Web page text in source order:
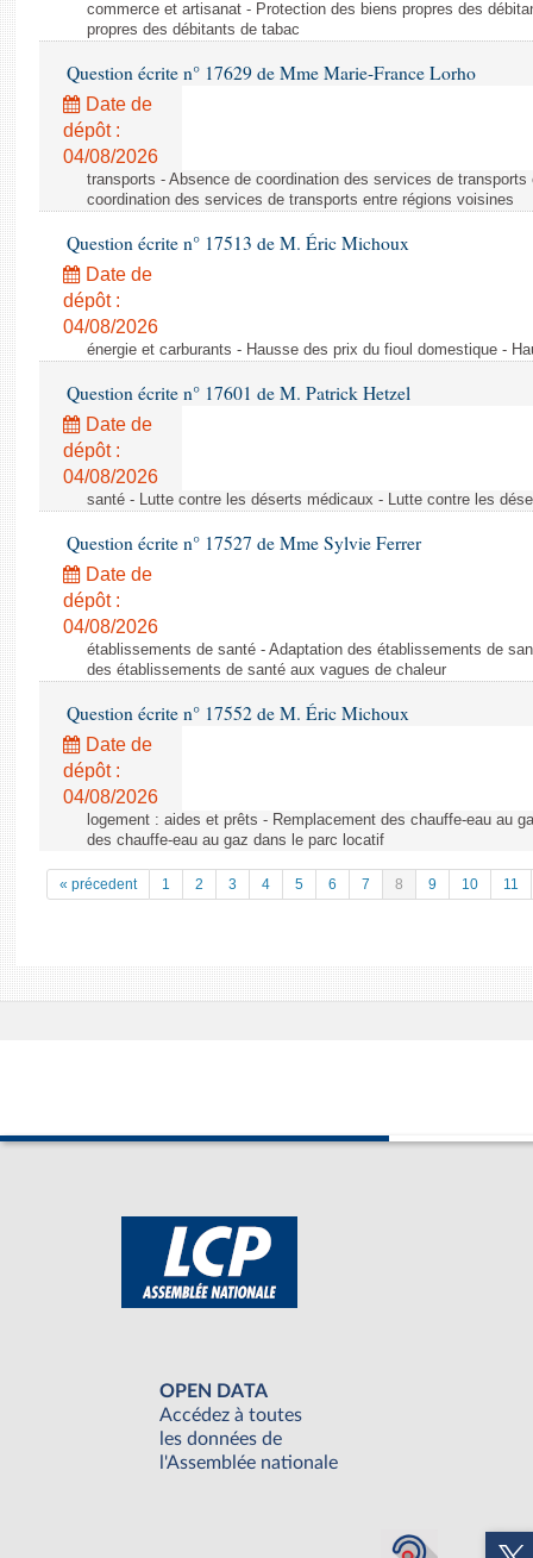
commerce et artisanat - Protection des biens propres des
propres des débitants de tabac
Question écrite n° 17629 de Mme Marie-France Lorho
Date de
dépôt :
04/08/2026
transports - Absence de coordination des services de
coordination des services de transports entre régions voisines
Question écrite n° 17513 de M. Éric Michoux
Date de
dépôt :
04/08/2026
énergie et carburants - Hausse des prix du fioul domestique -
Question écrite n° 17601 de M. Patrick Hetzel
Date de
dépôt :
04/08/2026
santé - Lutte contre les déserts médicaux - Lutte contre les
Question écrite n° 17527 de Mme Sylvie Ferrer
Date de
dépôt :
04/08/2026
établissements de santé - Adaptation des établissements de
des établissements de santé aux vagues de chaleur
Question écrite n° 17552 de M. Éric Michoux
Date de
dépôt :
04/08/2026
logement : aides et prêts - Remplacement des chauffe-eau au
des chauffe-eau au gaz dans le parc locatif
« précedent 1 2 3 4 5 6 7 8 9 10 11
OPEN DATA
Accédez à toutes
les données de
l'Assemblée nationale